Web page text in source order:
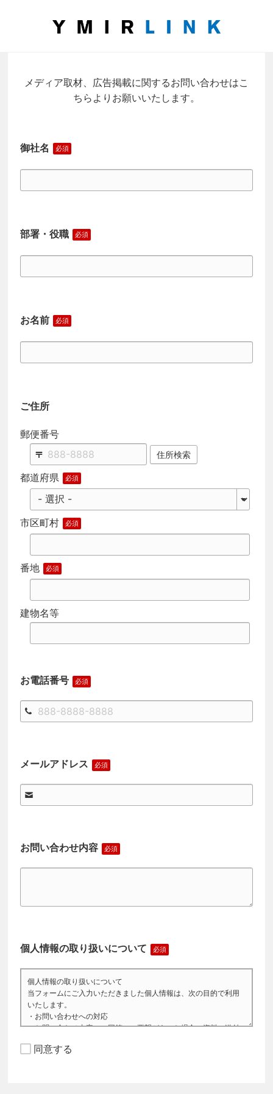
メディア取材、広告掲載に関するお問い合わせはこ
ちらよりお願いいたします。
御社名
部署・役職
お名前
ご住所
郵便番号
住所検索
都道府県
市区町村
番地
建物名等
お電話番号
メールアドレス
お問い合わせ内容
個人情報の取り扱いについて
同意する